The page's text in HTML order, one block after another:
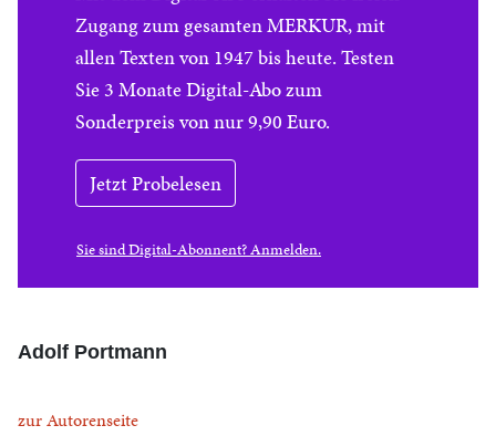
Zugang zum gesamten MERKUR, mit
allen Texten von 1947 bis heute. Testen
Sie 3 Monate Digital-Abo zum
Sonderpreis von nur 9,90 Euro.
Jetzt Probelesen
Sie sind Digital-Abonnent? Anmelden.
Adolf Portmann
zur Autorenseite